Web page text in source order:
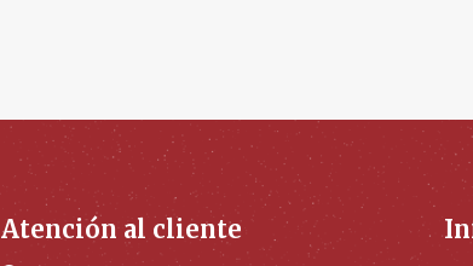
Atención al cliente